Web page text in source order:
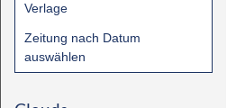
Verlage
Zeitung nach Datum
auswählen